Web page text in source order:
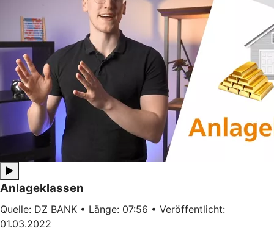
▶
Anlageklassen
Quelle: DZ BANK • Länge: 07:56 • Veröffentlicht:
01.03.2022